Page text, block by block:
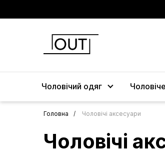
Чоловічий одяг
Головна Чоловічі аксесуари
Чоловічі